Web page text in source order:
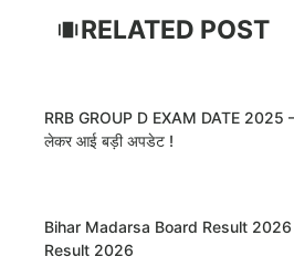
RELATED POST
RRB GROUP D EXAM DATE 2025 –
लेकर आई बड़ी अपडेट !
Bihar Madarsa Board Result
Result 2026